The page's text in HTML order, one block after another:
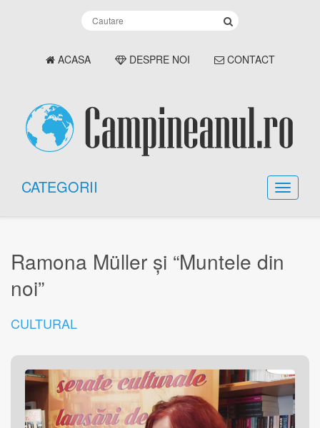
ACASA DESPRE NOI CONTACT
CATEGORII
Ramona Müller şi “Muntele din
noi”
CULTURAL